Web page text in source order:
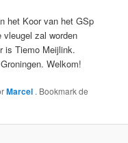
het Koor van het GSp
vleugel zal worden
is Tiemo Meijlink.
Welkom!
Marcel . Bookmark de